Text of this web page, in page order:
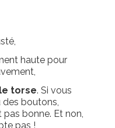
haute pour
torse. Si vous
des boutons,
bonne. Et non,
pas !